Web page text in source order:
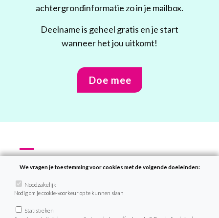
achtergrondinformatie zo in je mailbox.
Deelname is geheel gratis en je start
wanneer het jou uitkomt!
Doe mee
Zoek recept
Menu van de dag
Weekmenu’s
We vragen je toestemming voor cookies met de volgende doeleinden:
Noodzakelijk
Nodig om je cookie-voorkeur op te kunnen slaan
Statistieken